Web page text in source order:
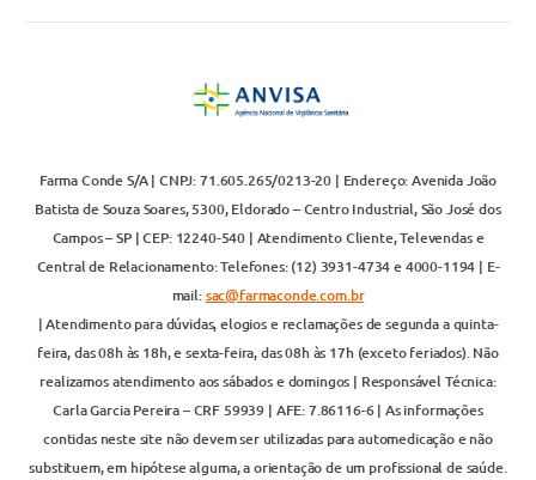
Farma Conde S/A | CNPJ: 71.605.265/0213-20 | Endereço: Avenida João
Batista de Souza Soares, 5300, Eldorado – Centro Industrial, São José dos
Campos – SP | CEP: 12240-540 | Atendimento Cliente, Televendas e
Central de Relacionamento: Telefones: (12) 3931-4734 e 4000-1194 | E-
mail:sac@farmaconde.com.br
| Atendimento para dúvidas, elogios e reclamações de segunda a quinta-
feira, das 08h às 18h, e sexta-feira, das 08h às 17h (exceto feriados). Não
realizamos atendimento aos sábados e domingos | Responsável Técnica:
Carla Garcia Pereira – CRF 59939 | AFE: 7.86116-6 | As informações
contidas neste site não devem ser utilizadas para automedicação e não
substituem, em hipótese alguma, a orientação de um profissional de saúde.